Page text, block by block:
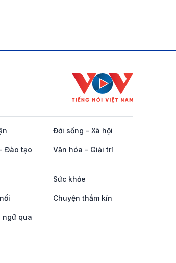
Đời sống - Xã hội
Đào tạo Văn hóa - Giải trí
Sức khỏe
Chuyện thầm kín
ngữ qua